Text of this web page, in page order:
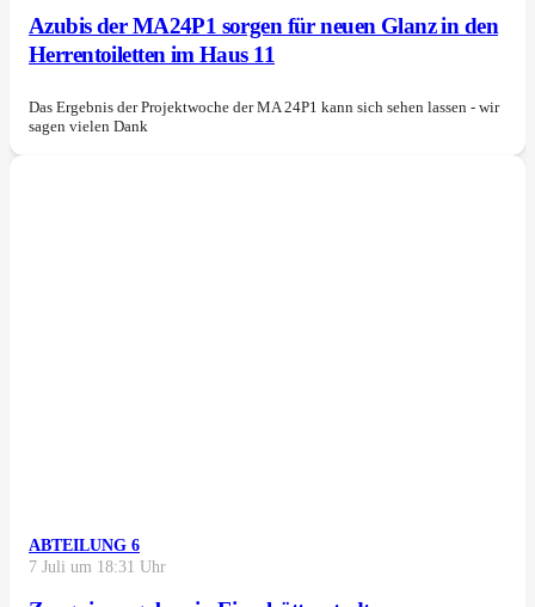
Azubis der MA24P1 sorgen für neuen Glanz in den
Herrentoiletten im Haus 11
Das Ergebnis der Projektwoche der MA 24P1 kann sich sehen lassen - wir
sagen vielen Dank
ABTEILUNG 6
7 Juli um 18:31 Uhr